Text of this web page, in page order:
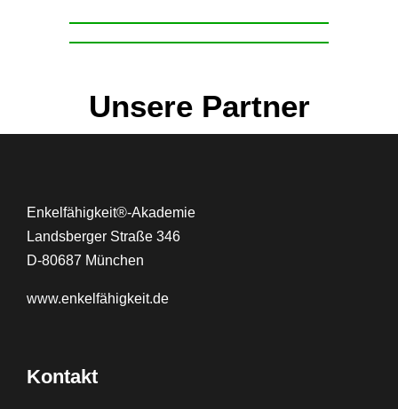
Unsere Partner
Enkelfähigkeit®-Akademie
Landsberger Straße 346
D-80687 München
www.enkelfähigkeit.de
Kontakt